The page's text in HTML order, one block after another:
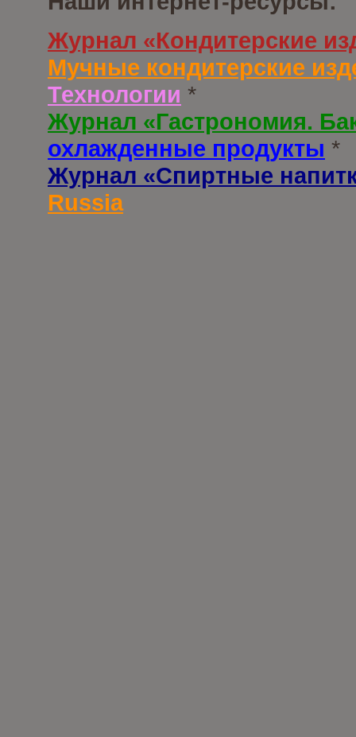
Журнал «Кондитерские
Мучные кондитерские
Технологии *
Журнал «Гастрономия.
охлажденные продукты *
Журнал «Спиртные
Russia